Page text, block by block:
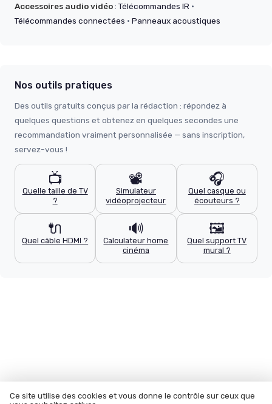
Accessoires audio vidéo:Télécommandes IR ·
Télécommandes connectées · Panneaux acoustiques
Nos outils pratiques
Des outils gratuits conçus par la rédaction : répondez à
quelques questions et obtenez en quelques secondes une
recommandation vraiment personnalisée — sans inscription,
servez-vous !
📺
Quelle taille de TV
?
📽️
Simulateur
vidéoprojecteur
🎧
Quel casque ou
écouteurs ?
🔌
Quel câble HDMI ?
🔊
Calculateur home
cinéma
🖼️
Quel support TV
mural ?
Ce site utilise des cookies et vous donne le contrôle sur ceux que